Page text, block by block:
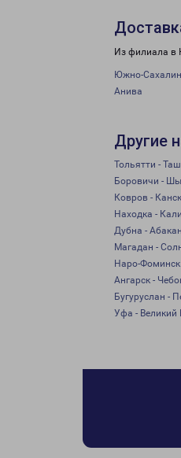
Из филиала в
Южно-
Анива
Другие
Тольятти -
Боровичи -
Ковров - Канск
Находка -
Дубна - Абакан
Магадан -
Наро-
Ангарск -
Бугуруслан -
Уфа - Великий